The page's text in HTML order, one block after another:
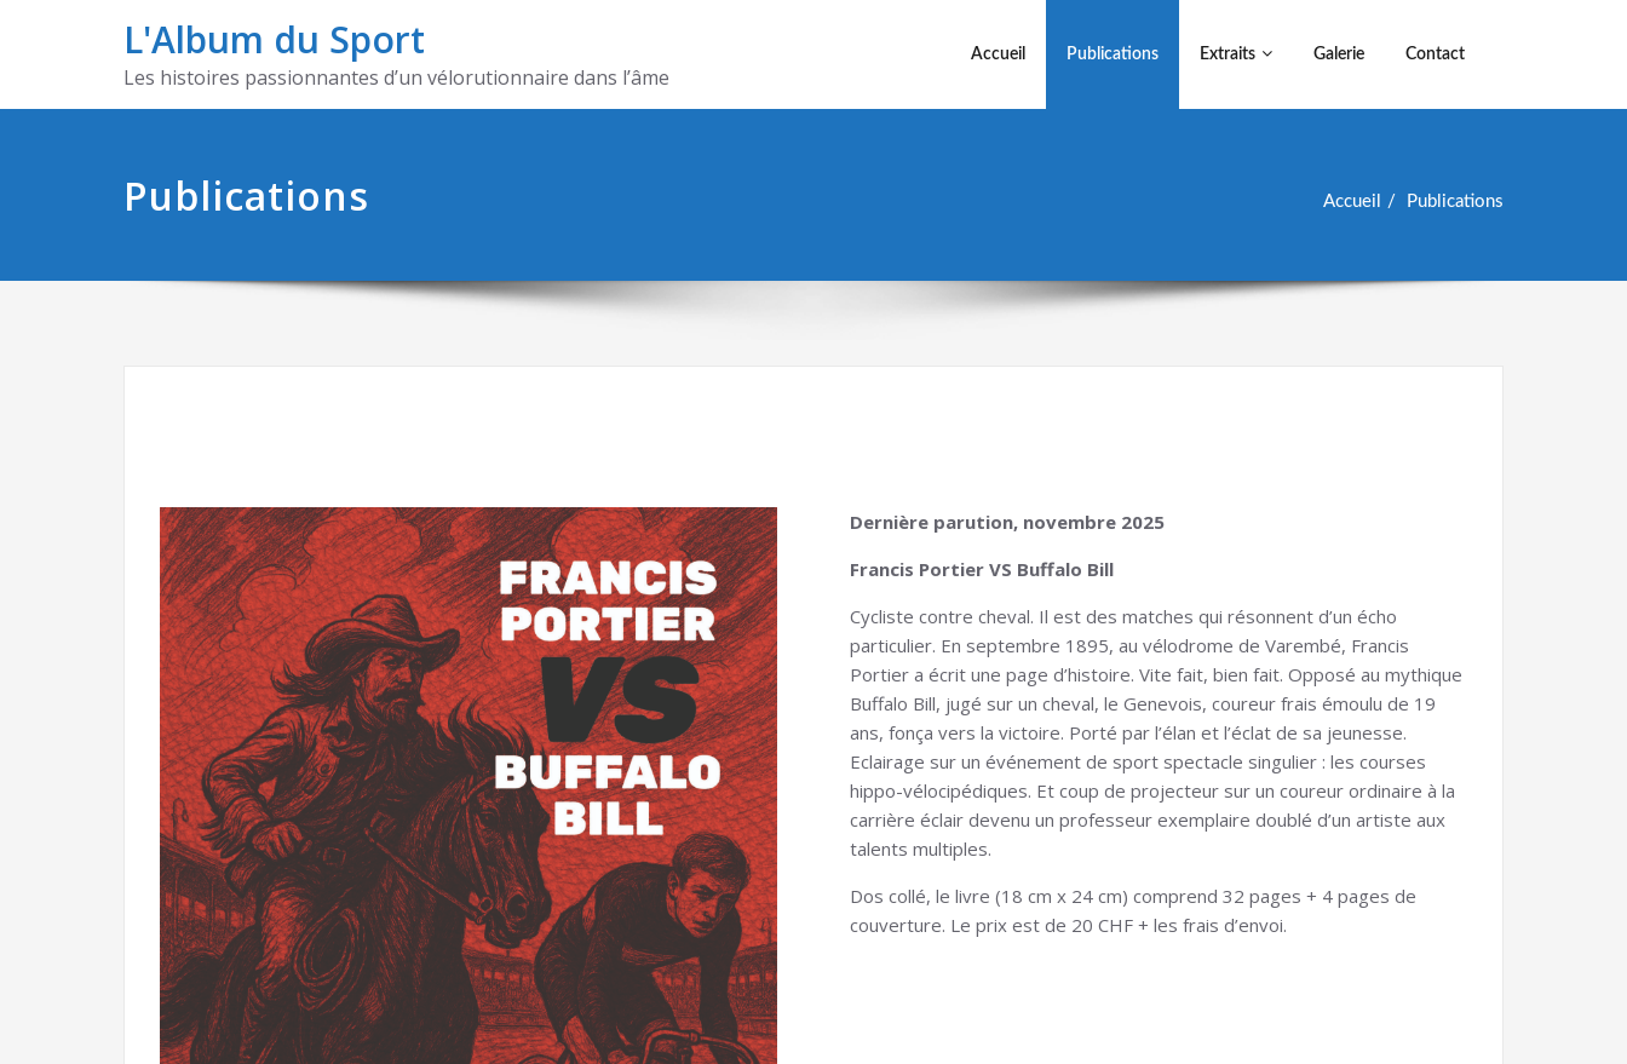
L'Album du Sport
Les histoires passionnantes d’un vélorutionnaire dans l’âme
Accueil Publications Extraits Galerie Contact
Publications Accueil Publications
Dernière parution, novembre 2025
Francis Portier VS Buffalo Bill
Cycliste contre cheval. Il est des matches qui résonnent d’un écho
particulier. En septembre 1895, au vélodrome de Varembé, Francis
Portier a écrit une page d’histoire. Vite fait, bien fait. Opposé au mythique
Buffalo Bill, jugé sur un cheval, le Genevois, coureur frais émoulu de 19
ans, fonça vers la victoire. Porté par l’élan et l’éclat de sa jeunesse.
Eclairage sur un événement de sport spectacle singulier : les courses
hippo-vélocipédiques. Et coup de projecteur sur un coureur ordinaire à la
carrière éclair devenu un professeur exemplaire doublé d’un artiste aux
talents multiples.
Dos collé, le livre (18 cm x 24 cm) comprend 32 pages + 4 pages de
couverture. Le prix est de 20 CHF + les frais d’envoi.